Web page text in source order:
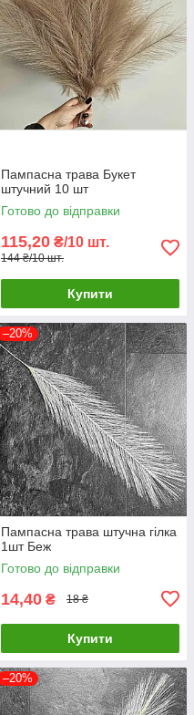
Пампасна трава Букет
штучний 10 шт
Готово до відправки
115,20 ₴/10 шт.
144 ₴/10 шт.
Купити
–20%
Пампасна трава штучна гілка
1шт Беж
Готово до відправки
14,40 ₴ 18 ₴
Купити
–20%